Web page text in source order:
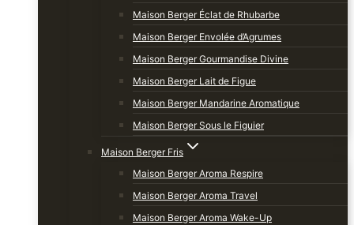
Maison Berger Éclat de Rhubarbe
Maison Berger Envolée d’Agrumes
Maison Berger Gourmandise Divine
Maison Berger Lait de Figue
Maison Berger Mandarine Aromatique
Maison Berger Sous le Figuier
Maison Berger Fris
Maison Berger Aroma Respire
Maison Berger Aroma Travel
Maison Berger Aroma Wake-Up